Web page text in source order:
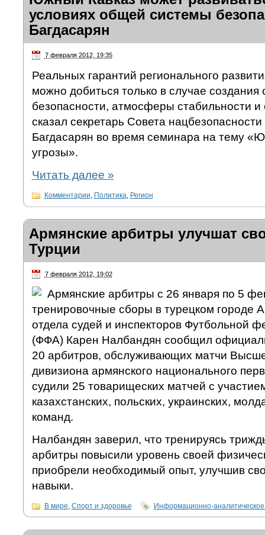
условиях общей системы
Багдасарян
7 февраля 2012, 19:35
Реальных гарантий регионального
можно добиться только в случае
безопасности, атмосферы стабильности
сказал секретарь Совета
Багдасарян во время семинара на тему
угрозы».
Читать далее »
Комментарии Политика Регион
Армянские арбитры улучшат
Турции
7 февраля 2012, 19:02
Армянские арбитры с 26 января по 5
тренировочные сборы в турецком городе
отдела судей и инспекторов Футбольной
(ФФА) Карен Налбандян сообщил
20 арбитров, обслуживающих матчи
дивизиона армянского национального
судили 25 товарищеских матчей с
казахстанских, польских, украинских,
команд.
Налбандян заверил, что тренируясь
арбитры повысили уровень своей
приобрели необходимый опыт, улучшив
навыки.
В мире, Спорт и здоровье Информационно-аналитическое